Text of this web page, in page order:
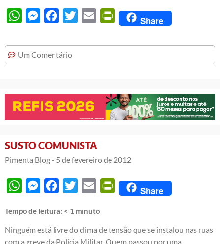
WhatsAppMessengerFacebook
Twitter Email PrintFriendly
Share
Um Comentário
SUSTO COMUNISTA
Pimenta Blog - 5 de fevereiro de 2012
WhatsAppMessengerFacebook
Twitter Email PrintFriendly
Share
Tempo de leitura: < 1 minuto
Ninguém está livre do clima de tensão que se instalou nas ruas
com a greve da Polícia Militar. Quem passou por uma